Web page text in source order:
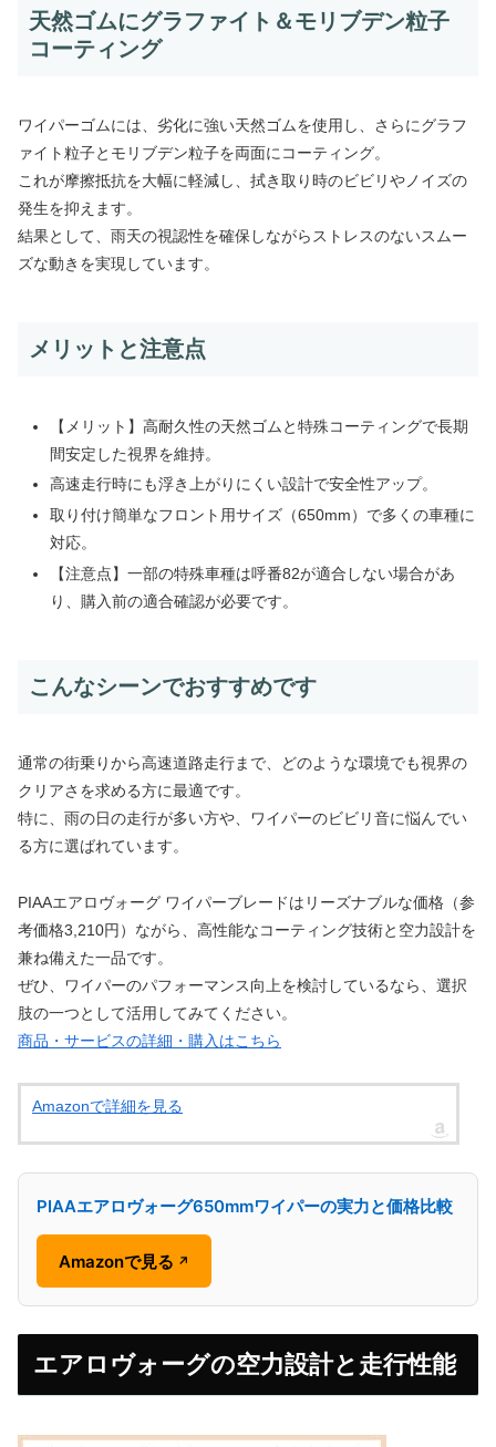
天然ゴムにグラファイト＆モリブデン粒子
コーティング
ワイパーゴムには、劣化に強い天然ゴムを使用し、さらにグラフ
ァイト粒子とモリブデン粒子を両面にコーティング。
これが摩擦抵抗を大幅に軽減し、拭き取り時のビビリやノイズの
発生を抑えます。
結果として、雨天の視認性を確保しながらストレスのないスムー
ズな動きを実現しています。
メリットと注意点
【メリット】高耐久性の天然ゴムと特殊コーティングで長期
間安定した視界を維持。
高速走行時にも浮き上がりにくい設計で安全性アップ。
取り付け簡単なフロント用サイズ（650mm）で多くの車種に
対応。
【注意点】一部の特殊車種は呼番82が適合しない場合があ
り、購入前の適合確認が必要です。
こんなシーンでおすすめです
通常の街乗りから高速道路走行まで、どのような環境でも視界の
クリアさを求める方に最適です。
特に、雨の日の走行が多い方や、ワイパーのビビリ音に悩んでい
る方に選ばれています。
PIAAエアロヴォーグ ワイパーブレードはリーズナブルな価格（参
考価格3,210円）ながら、高性能なコーティング技術と空力設計を
兼ね備えた一品です。
ぜひ、ワイパーのパフォーマンス向上を検討しているなら、選択
肢の一つとして活用してみてください。
商品・サービスの詳細・購入はこちら
Amazonで詳細を見る
PIAAエアロヴォーグ650mmワイパーの実力と価格比較
Amazonで見る ↗
エアロヴォーグの空力設計と走行性能